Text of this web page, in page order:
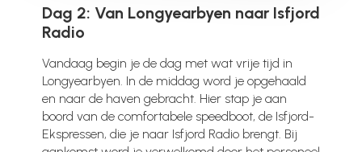
Dag 2: Van Longyearbyen naar Isfjord
Radio
Vandaag begin je de dag met wat vrije tijd in
Longyearbyen. In de middag word je opgehaald
en naar de haven gebracht. Hier stap je aan
boord van de comfortabele speedboot, de Isfjord-
Ekspressen, die je naar Isfjord Radio brengt. Bij